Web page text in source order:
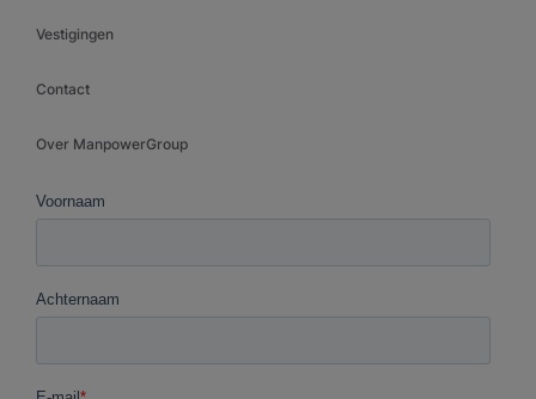
Vestigingen
Contact
Over ManpowerGroup